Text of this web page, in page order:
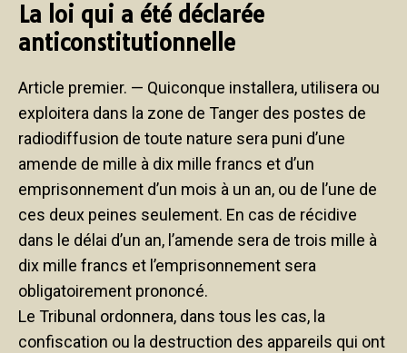
La loi qui a été déclarée
anticonstitutionnelle
Article premier. — Quiconque installera, utilisera ou
exploitera dans la zone de Tanger des postes de
radiodiffusion de toute nature sera puni d’une
amende de mille à dix mille francs et d’un
emprisonnement d’un mois à un an, ou de l’une de
ces deux peines seulement. En cas de récidive
dans le délai d’un an, l’amende sera de trois mille à
dix mille francs et l’emprisonnement sera
obligatoirement prononcé.
Le Tribunal ordonnera, dans tous les cas, la
confiscation ou la destruction des appareils qui ont